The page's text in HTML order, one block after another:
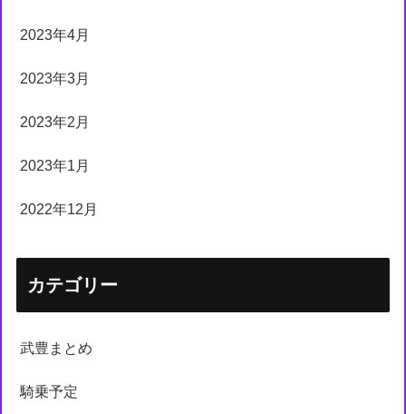
2023年4月
2023年3月
2023年2月
2023年1月
2022年12月
カテゴリー
武豊まとめ
騎乗予定